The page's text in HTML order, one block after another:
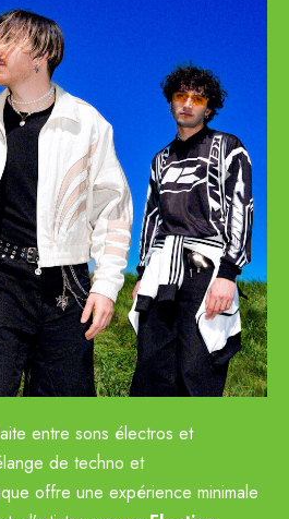
POUR LES ADHÉRENT.E.S
Next
entre sons électros et
de techno et
offre une expérience minimale